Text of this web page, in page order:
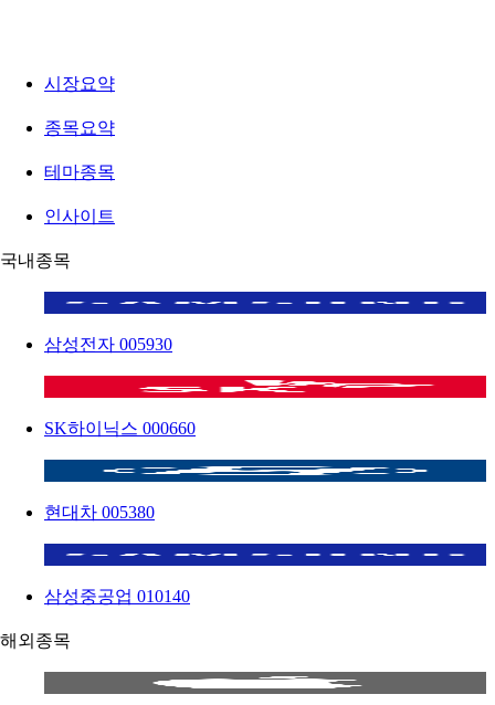
시장요약
종목요약
테마종목
인사이트
국내종목
삼성전자 005930
SK하이닉스 000660
현대차 005380
삼성중공업 010140
해외종목